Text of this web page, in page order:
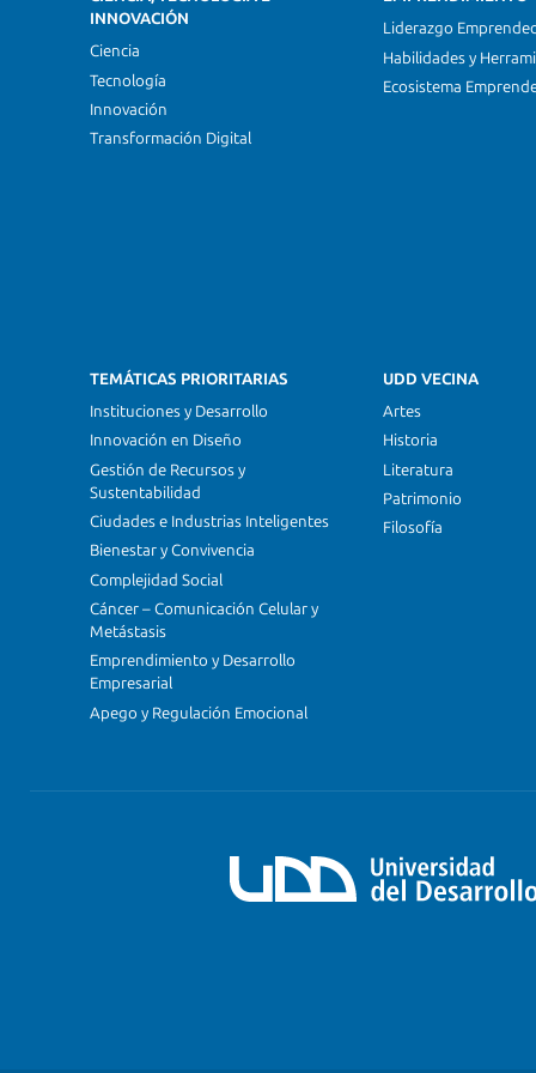
INNOVACIÓN
Ciencia
Tecnología
Innovación
Transformación Digital
Liderazgo
Habilidades y
Ecosistema
TEMÁTICAS PRIORITARIAS
Instituciones y Desarrollo
Innovación en Diseño
Gestión de Recursos y
Sustentabilidad
Ciudades e Industrias Inteligentes
Bienestar y Convivencia
Complejidad Social
Cáncer – Comunicación Celular y
Metástasis
Emprendimiento y Desarrollo
Empresarial
Apego y Regulación Emocional
UDD VECINA
Artes
Historia
Literatura
Patrimonio
Filosofía